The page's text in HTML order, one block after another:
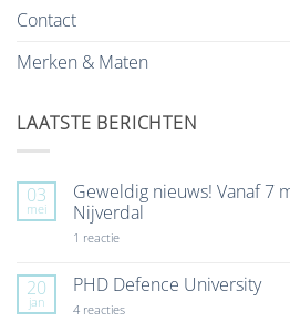
Contact
Merken & Maten
LAATSTE BERICHTEN
03
mei
Geweldig nieuws! Vanaf 7
Nijverdal
1 reactieop
Vanaf
7
mei
20
jan
PHD Defence University
4 reactiesop